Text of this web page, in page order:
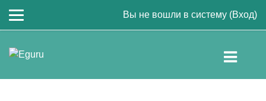
Вы не вошли в систему (Вход)